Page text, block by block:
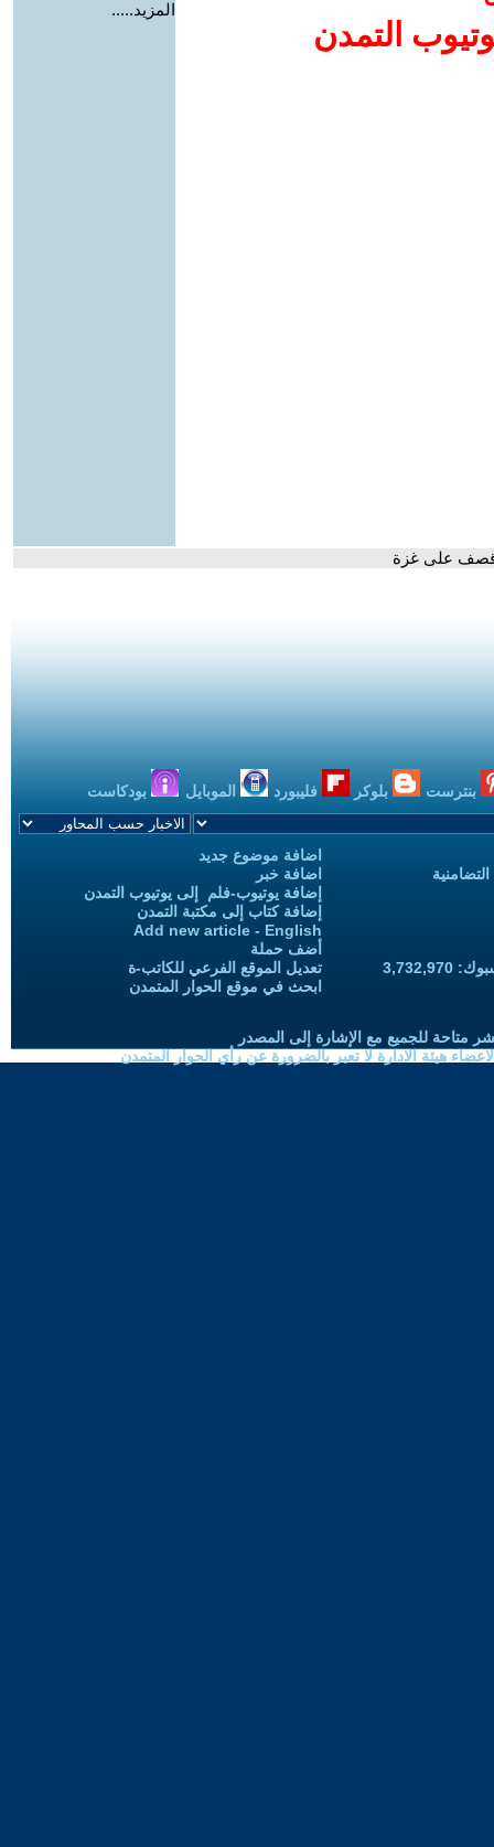
التمدن
المزيد.....
قصف على غزة
بنترست بلوكر فليبورد الموبايل بودكاست
اضافة موضوع جديد
اضافة خبر
إضافة يوتيوب-فلم إلى يوتيوب التمدن
إضافة كتاب إلى مكتبة التمدن
Add new article - English
أضف حملة
تعديل الموقع الفرعي للكاتب-ة
ابحث في موقع الحوار المتمدن
متاحة للجميع مع الإشارة إلى المصدر
هيئة الادارة لا تعبر بالضرورة عن رأي الحوار المتمدن